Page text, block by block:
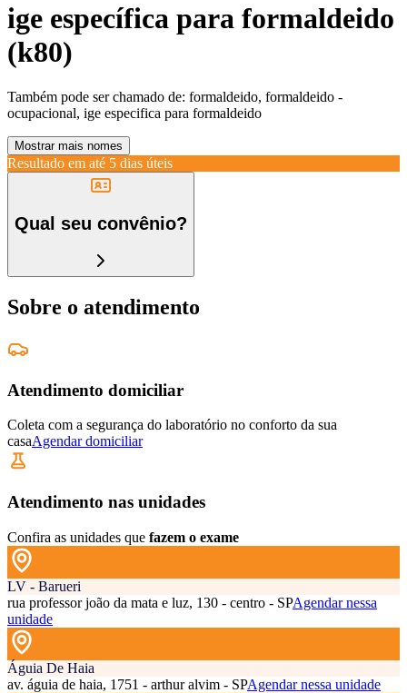
ige específica para formaldeido
(k80)
Também pode ser chamado de: formaldeido, formaldeido -
ocupacional, ige especifica para formaldeido
Mostrar mais nomes
Resultado em até 5 dias úteis
Qual seu convênio?
Sobre o atendimento
Atendimento domiciliar
Coleta com a segurança do laboratório no conforto da sua
casaAgendar domiciliar
Atendimento nas unidades
Confira as unidades que fazem o exame
LV - Barueri
rua professor joão da mata e luz, 130 - centro - SPAgendar nessa
unidade
Águia De Haia
av. águia de haia, 1751 - arthur alvim - SPAgendar nessa unidade